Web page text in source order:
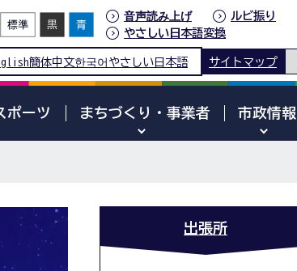
音声読み上げ
ルビ振り
やさしい日本語変換
簡体中文한국어 やさしい日本語 サイトマップ
ポーツ まちづくり・事業者 市政情報
出張所